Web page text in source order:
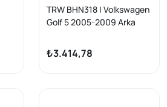
TRW BHN318 | Volkswagen
Golf 5 2005-2009 Arka
(1K0615424J-A)
₺3.414,78